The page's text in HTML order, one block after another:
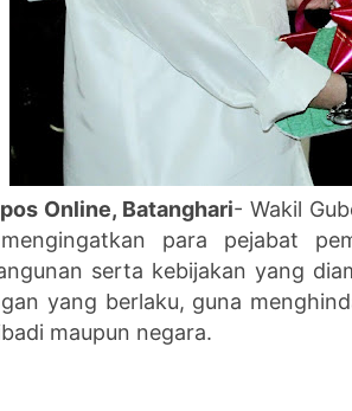
Online, Batanghari- Wakil
para pejabat
serta kebijakan yang
yang berlaku, guna
maupun negara.